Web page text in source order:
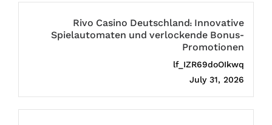
Rivo Casino Deutschland: Innovative
Spielautomaten und verlockende Bonus-
Promotionen
lf_IZR69doOIkwq
July 31, 2026